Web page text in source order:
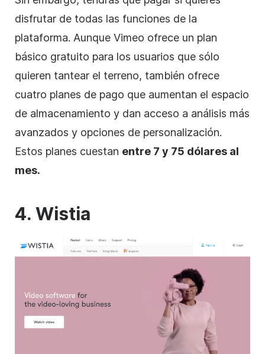
disfrutar de todas las funciones de la
plataforma. Aunque Vimeo ofrece un plan
básico gratuito para los usuarios que sólo
quieren tantear el terreno, también ofrece
cuatro planes de pago que aumentan el espacio
de almacenamiento y dan acceso a análisis más
avanzados y opciones de personalización.
Estos planes cuestan entre 7 y 75 dólares al
mes.
4. Wistia